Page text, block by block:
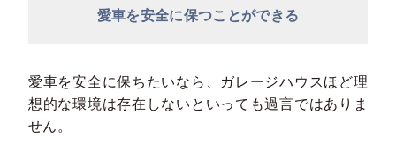
愛車を安全に保つことができる
愛車を安全に保ちたいなら、ガレージハウスほど理
想的な環境は存在しないといっても過言ではありま
せん。